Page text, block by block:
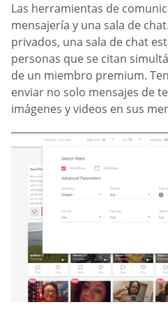
Las herramientas de
mensajería y una sala de
privados, una sala de chat
personas que se citan
de un miembro premium.
enviar no solo mensajes de
imágenes y videos en sus